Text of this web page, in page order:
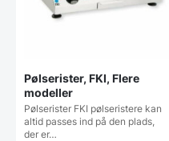
Pølserister, FKI, Flere
modeller
Pølserister FKI pølseristere kan
altid passes ind på den plads,
der er…